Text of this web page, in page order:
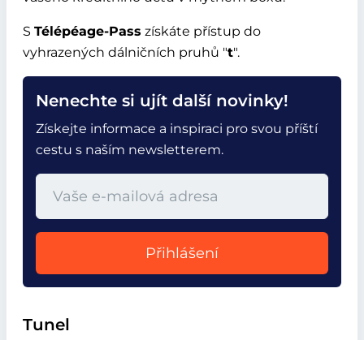
S Télépéage-Pass získáte přístup do
vyhrazených dálničních pruhů t .
Nenechte si ujít další novinky!
Získejte informace a inspiraci pro svou příští
cestu s naším newsletterem.
Přihlášení
Tunel